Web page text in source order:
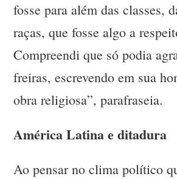
fosse para além das classes,
raças, que fosse algo a
Compreendi que só podia
freiras, escrevendo em sua
obra religiosa”, parafraseia.
América Latina e ditadura
Ao pensar no clima político